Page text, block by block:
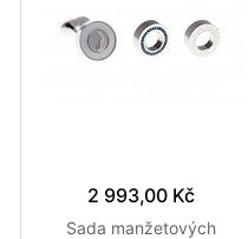
2 993,00 Kč
Sada manžetových